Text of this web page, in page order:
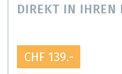
DIREKT IN IHREN
CHF 139.-